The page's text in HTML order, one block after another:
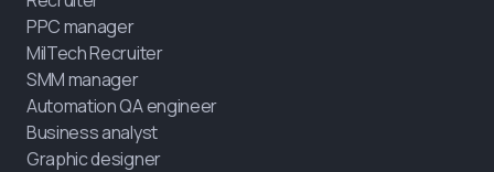
PPC manager
MilTech Recruiter
SMM manager
Automation QA engineer
Business analyst
Graphic designer